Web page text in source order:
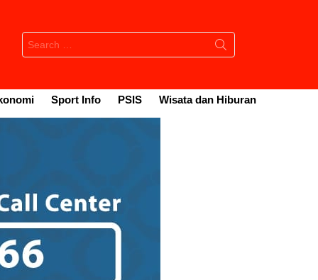
Search
for:
Sport Info PSIS Wisata dan Hiburan